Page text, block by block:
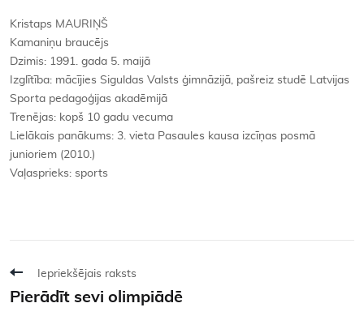
Kristaps MAURIŅŠ
Kamaniņu braucējs
Dzimis: 1991. gada 5. maijā
Izglītība: mācījies Siguldas Valsts ģimnāzijā, pašreiz studē Latvijas
Sporta pedagoģijas akadēmijā
Trenējas: kopš 10 gadu vecuma
Lielākais panākums: 3. vieta Pasaules kausa izcīņas posmā
junioriem (2010.)
Vaļasprieks: sports
Iepriekšējais raksts
Pierādīt sevi olimpiādē